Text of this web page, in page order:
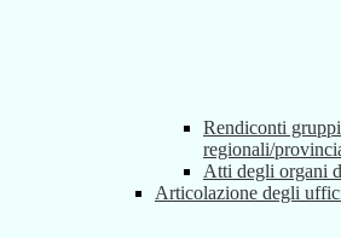
Rendiconti
regionali/
Atti degli organi
Articolazione degli